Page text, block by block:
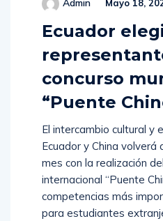
Admin Mayo 18,
Ecuador
concurso
“Puente
El intercambio cultural y
Ecuador y China
mes con la realización
internacional “Puente
competencias más
para estudiantes